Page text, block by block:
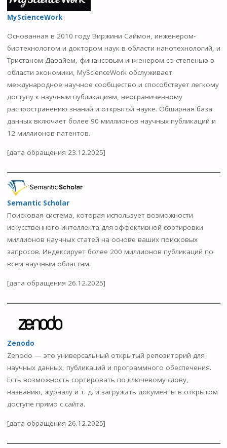
MyScienceWork
Основанная в 2010 году Виржини Саймон, инженером-
биотехнологом и доктором наук в области нанотехнологий, и
Тристаном Давайем, финансовым инженером со степенью в
области экономики, MyScienceWork обслуживает
международное научное сообщество и способствует легкому
доступу к научным публикациям, неограниченному
распространению знаний и открытой науке. Обширная база
данных включает более 90 миллионов научных публикаций и
12 миллионов патентов.
[дата обращения 23.12.2025]
Semantic Scholar
Поисковая система, которая использует возможности
искусственного интеллекта для эффективной сортировки
миллионов научных статей на основе ваших поисковых
запросов. Индексирует более 200 миллионов публикаций по
всем научным областям.
[дата обращения 26.12.2025]
Zenodo
Zenodo — это универсальный открытый репозиторий для
научных данных, публикаций и программного обеспечения.
Есть возможность сортировать по ключевому слову,
названию, журналу и т. д. и загружать документы в открытом
доступе прямо с сайта.
[дата обращения 26.12.2025]